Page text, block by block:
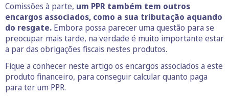
Comissões à parte, um PPR também tem outros
encargos associados, como a sua tributação aquando
do resgate. Embora possa parecer uma questão para se
preocupar mais tarde, na verdade é muito importante estar
a par das obrigações fiscais nestes produtos.
Fique a conhecer neste artigo os encargos associados a este
produto financeiro, para conseguir calcular quanto paga
para ter um PPR.